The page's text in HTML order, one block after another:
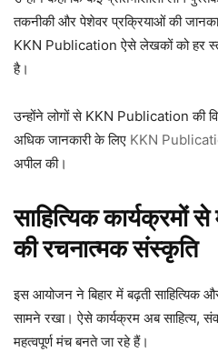
तकनीकी और पेशेवर प्रक्रियाओं की
KKN Publication ऐसे लेखकों को हर
है।
उन्होंने लोगों से KKN Publication की
अधिक जानकारी के लिए KKN
अपील की।
साहित्यिक कार्यक्रमों से
की रचनात्मक संस्कृति
इस आयोजन ने बिहार में बढ़ती साहित्यिक
सामने रखा। ऐसे कार्यक्रम अब साहित्य,
महत्वपूर्ण मंच बनते जा रहे हैं।